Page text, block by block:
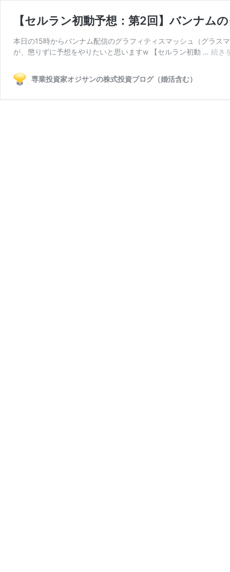
【セルラン初動予想：第2回】バンナム
本日の15時からバンナム配信のグラフィティスマッシュ（グラ
が、懲りずに予想をやりたいと思いますw 【セルラン初動 … 続き
専業投資家オジサンの株式投資ブログ（婚活含む）